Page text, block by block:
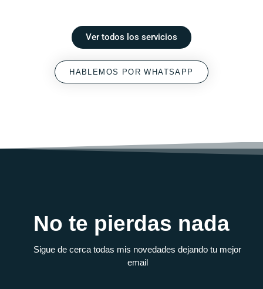
Ver todos los servicios
HABLEMOS POR WHATSAPP
No te pierdas nada
Sigue de cerca todas mis novedades dejando tu mejor
email